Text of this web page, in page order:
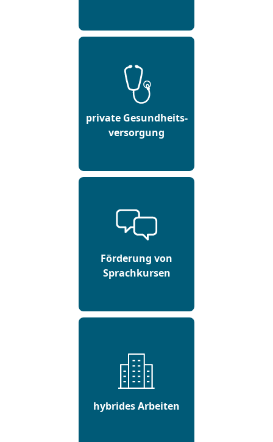
private Gesundheits-
versorgung
Förderung von
Sprachkursen
hybrides Arbeiten